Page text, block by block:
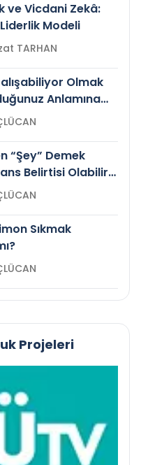
ve Vicdani Zekâ:
Modeli
Prof.Dr. Nevzat TARHAN
Olmak
Anlamına
“Şey” Demek
Belirtisi Olabilir
Sıkmak
Projeleri